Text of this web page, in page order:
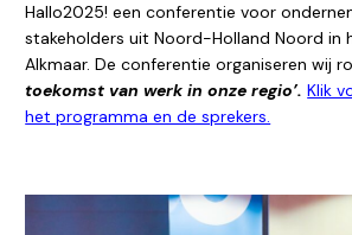
Hallo2025! een conferentie voor
stakeholders uit Noord-Holland Noord in
Alkmaar. De conferentie organiseren wij
toekomst van werk in onze regio’.Klik
het programma en de sprekers.